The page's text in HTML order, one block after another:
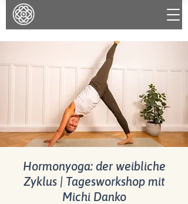
Hormonyoga: der weibliche
Zyklus | Tagesworkshop mit
Michi Danko